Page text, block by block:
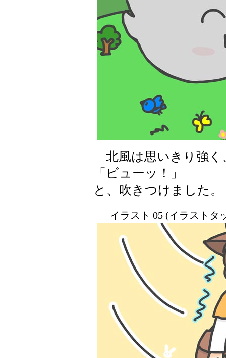
北風は思いきり強く
「ビューッ！」
と、吹きつけました。
イラスト 05 (イラストタ